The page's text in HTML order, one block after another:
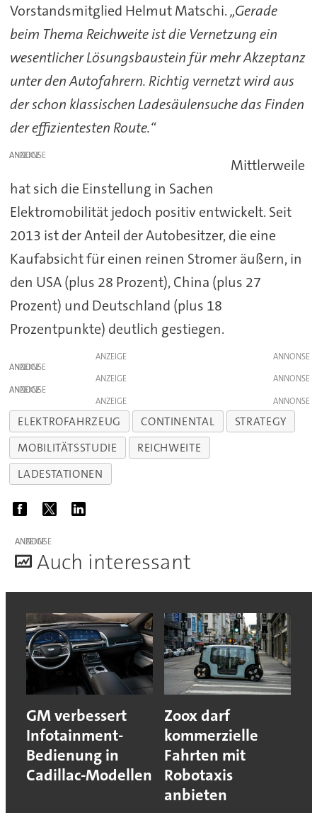
Vorstandsmitglied Helmut Matschi.„Gerade
beim Thema Reichweite ist die Vernetzung ein
wesentlicher Lösungsbaustein für mehr Akzeptanz
unter den Autofahrern. Richtig vernetzt wird aus
der schon klassischen Ladesäulensuche das Finden
der effizientesten Route.“
ANZEIGE
Mittlerweile
hat sich die Einstellung in Sachen
Elektromobilität jedoch positiv entwickelt. Seit
2013 ist der Anteil der Autobesitzer, die eine
Kaufabsicht für einen reinen Stromer äußern, in
den USA (plus 28 Prozent), China (plus 27
Prozent) und Deutschland (plus 18
Prozentpunkte) deutlich gestiegen.
ANZEIGE
ANZEIGE
ANZEIGE
ANZEIGE
ANZEIGE
ELEKTROFAHRZEUG CONTINENTAL
STRATEGY
MOBILITÄTSSTUDIE
REICHWEITE
LADESTATIONEN
ANZEIGE
Auch interessant
GM verbessert
Infotainment-
Bedienung in
Cadillac-Modellen
Zoox darf
kommerzielle
Fahrten mit
Robotaxis
anbieten